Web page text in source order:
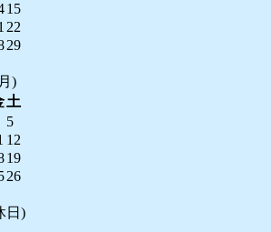
15
22
29
)
土
5
12
19
26
日)